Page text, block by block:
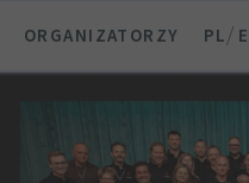
ORGANIZATORZY PL/